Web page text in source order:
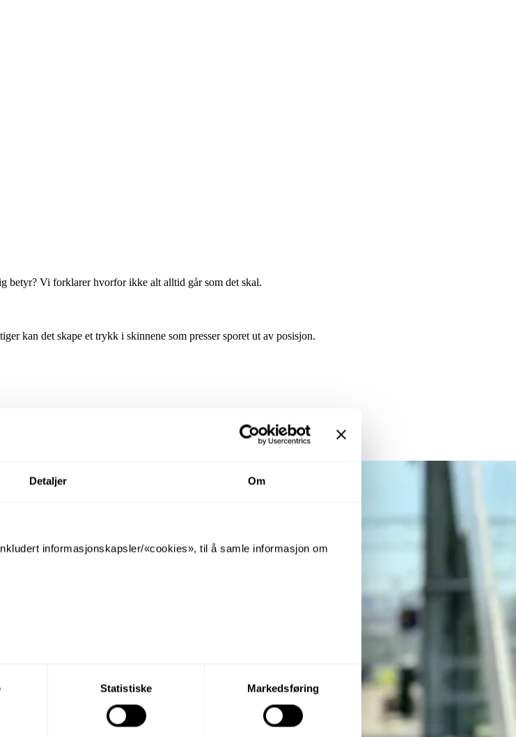
Detaljer Om
informasjonskapsler/«cookies», til å samle informasjon om
formålene. Du kan også velge formålet du vil samtykke til ved å
trykke «Lagre innstillingene».
Statistiske Markedsføring
betyr? Vi forklarer hvorfor ikke alt alltid går som det skal.
kan det skape et trykk i skinnene som presser sporet ut av posisjon.